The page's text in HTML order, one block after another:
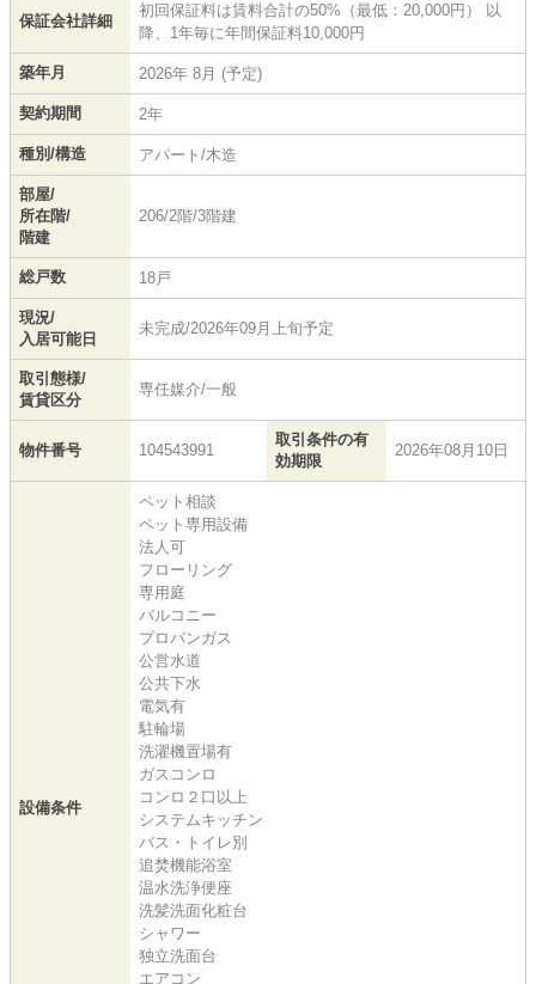
保証会社詳細
初回保証料は賃料合計の50%（最低：20,000円） 以
降、1年毎に年間保証料10,000円
築年月 2026年 8月 (予定)
契約期間 2年
種別/構造 アパート/木造
部屋/
所在階/
階建
206/2階/3階建
総戸数 18戸
現況/
入居可能日
未完成/2026年09月上旬予定
取引態様/
賃貸区分
専任媒介/一般
物件番号 104543991
取引条件の有
効期限
2026年08月10日
設備条件
ペット相談
ペット専用設備
法人可
フローリング
専用庭
バルコニー
プロパンガス
公営水道
公共下水
電気有
駐輪場
洗濯機置場有
ガスコンロ
コンロ２口以上
システムキッチン
バス・トイレ別
追焚機能浴室
温水洗浄便座
洗髪洗面化粧台
シャワー
独立洗面台
エアコン